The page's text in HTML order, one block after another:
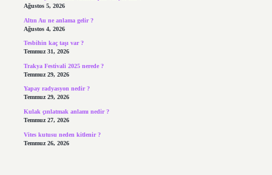
Ağustos 5, 2026
Altın Au ne anlama gelir ?
Ağustos 4, 2026
Tesbihin kaç taşı var ?
Temmuz 31, 2026
Trakya Festivali 2025 nerede ?
Temmuz 29, 2026
Yapay radyasyon nedir ?
Temmuz 29, 2026
Kulak çınlatmak anlamı nedir ?
Temmuz 27, 2026
Vites kutusu neden kitlenir ?
Temmuz 26, 2026